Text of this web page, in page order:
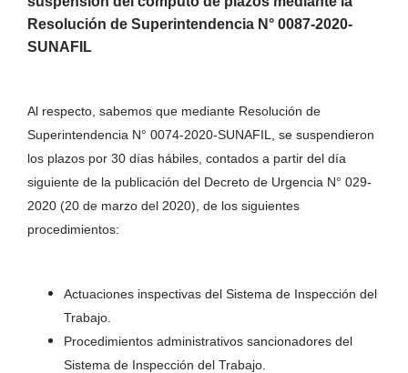
Resolución de Superintendencia N° 0087-2020-
SUNAFIL
Al respecto, sabemos que mediante Resolución de
Superintendencia N° 0074-2020-SUNAFIL, se suspendieron
los plazos por 30 días hábiles, contados a partir del día
siguiente de la publicación del Decreto de Urgencia N° 029-
2020 (20 de marzo del 2020), de los siguientes
procedimientos:
Actuaciones inspectivas del Sistema de Inspección del
Trabajo.
Procedimientos administrativos sancionadores del
Sistema de Inspección del Trabajo.